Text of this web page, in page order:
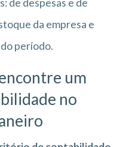
de despesas e de
da empresa e
período.
um
no